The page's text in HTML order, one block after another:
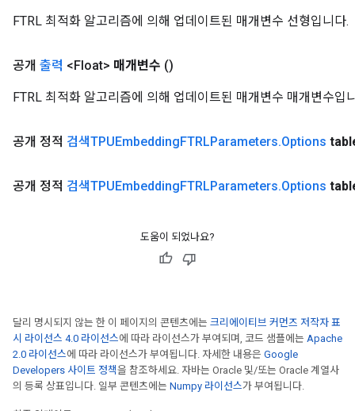
FTRL 최적화 알고리즘에 의해 업데이트된 매개변수 선형입니다.
공개 출력 <Float> 매개변수 ()
FTRL 최적화 알고리즘에 의해 업데이트된 매개변수 매개변수입
공개 정적 검색TPUEmbeddingFTRLParameters.Options
공개 정적 검색TPUEmbeddingFTRLParameters.Options
도움이 되었나요?
달리 명시되지 않는 한 이 페이지의 콘텐츠에는 크리에이티브 커먼즈 저작자 표
시 라이선스 4.0 라이선스에 따라 라이선스가 부여되며, 코드 샘플에는 Apache
2.0 라이선스에 따라 라이선스가 부여됩니다. 자세한 내용은 Google
Developers 사이트 정책을 참조하세요. 자바는 Oracle 및/또는 Oracle 계열사
의 등록 상표입니다. 일부 콘텐츠에는 Numpy 라이선스가 부여됩니다.